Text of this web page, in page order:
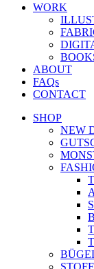
WORK
ABOUT
FAQs
CONTACT
SHOP
NEW